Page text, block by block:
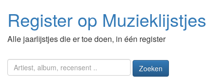
Register op Muzieklijstjes
Alle jaarlijstjes die er toe doen, in één register
Zoeken